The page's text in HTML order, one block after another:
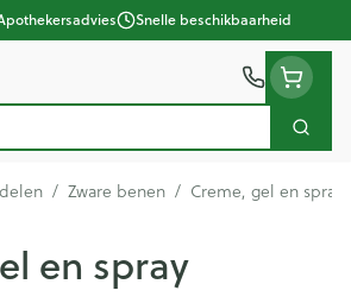
Snelle beschikbaarheid
Zoek
/ Zware benen / Creme, gel en spray
en spray